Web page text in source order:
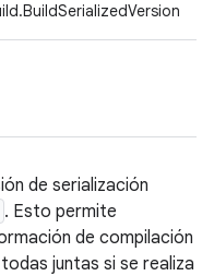
de serialización
. Esto permite
de compilación
juntas si se realiza